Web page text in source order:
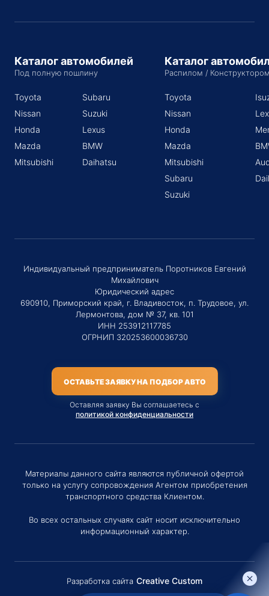
Каталог автомобилей
Под полную пошлину
Toyota
Nissan
Honda
Mazda
Mitsubishi
Subaru
Suzuki
Lexus
BMW
Daihatsu
Каталог
Распилом /
Toyota
Nissan
Honda
Mazda
Mitsubishi
Subaru
Suzuki
Индивидуальный предприниматель Поротников Евгений
Михайлович
Юридический адрес
690910, Приморский край, г. Владивосток, п. Трудовое, ул.
Лермонтова, дом № 37, кв. 101
ИНН 253912117785
ОГРНИП 320253600036730
ОСТАВЬТЕ ЗАЯВКУ НА ПОДБОР АВТО
Оставляя заявку Вы соглашаетесь с
политикой конфиденциальности
Материалы данного сайта являются публичной офертой
только на услугу сопровождения Агентом приобретения
транспортного средства Клиентом.
Во всех остальных случаях сайт носит исключительно
информационный характер.
Разработка сайта Creative Custom